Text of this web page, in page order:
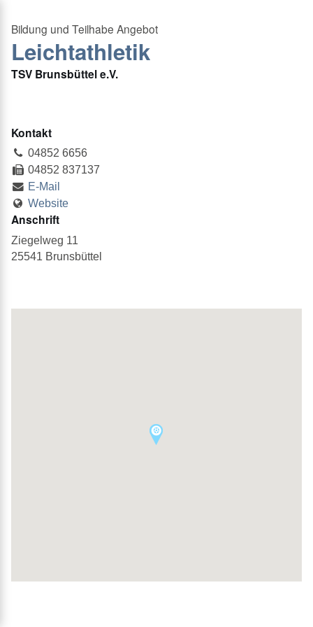
Leichtathletik
TSV Brunsbüttel e.V.
Kontakt
04852 6656
04852 837137
E-Mail
Website
Anschrift
Ziegelweg 11
25541 Brunsbüttel